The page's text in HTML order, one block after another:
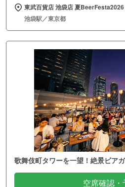
東武百貨店 池袋店 夏
池袋駅／東京都
歌舞伎町タワーを一望！絶景ビア
空席確認・